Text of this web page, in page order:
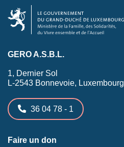
GERO A.S.B.L.
1, Dernier Sol
L-2543 Bonnevoie, Luxembourg
36 04 78 - 1
Faire un don